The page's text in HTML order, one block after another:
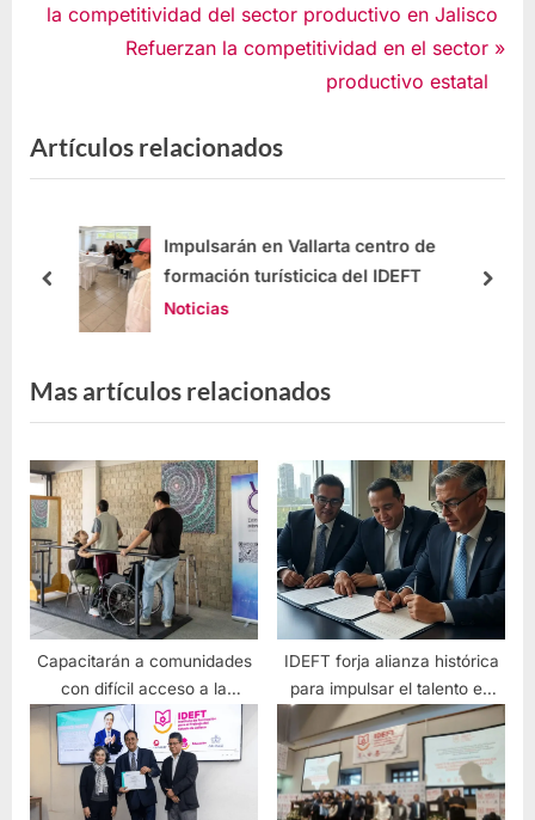
la competitividad del sector productivo en Jalisco
Refuerzan la competitividad en el sector
productivo estatal
Artículos relacionados
Impulsarán en Vallarta centro de
formación turísticica del IDEFT
Noticias
Mas artículos relacionados
Capacitarán a comunidades
con difícil acceso a la
educación técnica
IDEFT forja alianza histórica
para impulsar el talento en
Jalisco